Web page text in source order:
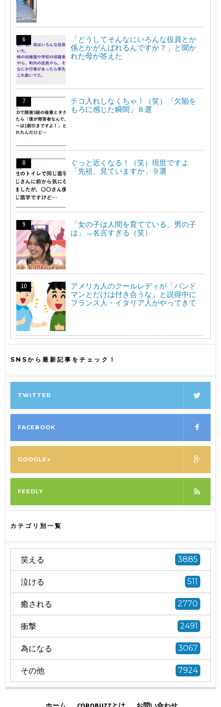
「どうしてそんなにいろんな役員とか
係とかがんばれるんですか？」と聞か
れた母が答えた
テコ入れしなくちゃ！（笑）「欠陥を
もろに感じた瞬間」８選
ぐっと近くなる！（笑）現世ですよ
「先祖、見ていますか」９選
「女の子は人間を育てている、男の子
は」→名言すぎる（笑）
アメリカ人のクールレディが「バンド
マンとだけは付き合うな」と説得中に
フランス人・イタリア人がやってきて
SNSから最新記事をチェック！
TWITTER
FACEBOOK
GOOGLE+
FEEDLY
カテゴリ別一覧
笑える 3885
泣ける 511
癒される 2770
衝撃 2491
為になる 3067
その他 7924